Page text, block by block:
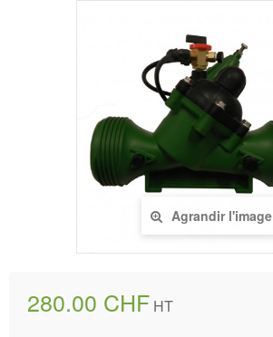
Agrandir l'image
280.00 CHF HT